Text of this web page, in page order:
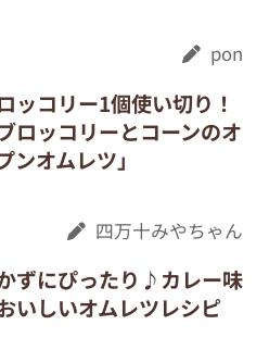
pon
ッコリー1個使い切り！
ブロッコリーとコーンのオ
ンオムレツ」
四万十みやちゃん
ずにぴったり♪カレー味
いしいオムレツレシピ